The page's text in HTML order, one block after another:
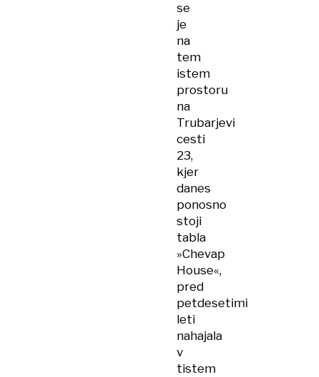
se
je
na
tem
istem
prostoru
na
Trubarjevi
cesti
23,
kjer
danes
ponosno
stoji
tabla
»Chevap
House«,
pred
petdesetimi
leti
nahajala
v
tistem